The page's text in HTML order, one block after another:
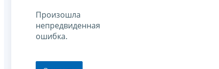
Произошла
непредвиденная
ошибка.